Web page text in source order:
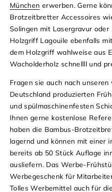
München erwerben. Gerne
Brotzeitbretter Accessoires
Solingen mit Lasergravur
Holzgriff Lagouile ebenfalls
dem Holzgriff wahlweise aus
Wacholderholz schnellll und
Fragen sie auch nach
Deutschland produzierten
und spülmaschinenfesten
Ihnen gerne kostenlose
haben die Bambus-
lagernd und können mit einer
bereits ab 50 Stück Auflage
ausliefern. Das Werbe-
Werbegeschenk für
Tolles Werbemittel auch für